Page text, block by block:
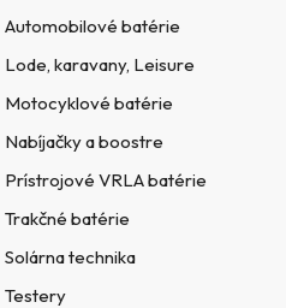
Automobilové batérie
Lode, karavany, Leisure
Motocyklové batérie
Nabíjačky a boostre
Prístrojové VRLA batérie
Trakčné batérie
Solárna technika
Testery